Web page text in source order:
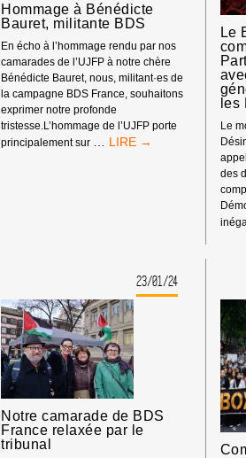
Hommage à Bénédicte
Bauret, militante BDS
En écho à l’hommage rendu par nos
camarades de l’UJFP à notre chère
Bénédicte Bauret, nous, militant·es de
la campagne BDS France, souhaitons
exprimer notre profonde
tristesse.L’hommage de l’UJFP porte
principalement sur
HOMMAGE
Le
les
Le
des
23/01/24
Notre camarade de BDS
France relaxée par le
tribunal